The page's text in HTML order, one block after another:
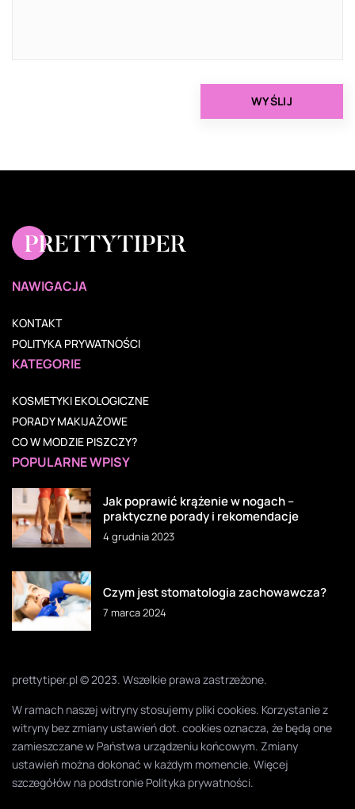
NAWIGACJA
KONTAKT
POLITYKA PRYWATNOŚCI
KATEGORIE
KOSMETYKI EKOLOGICZNE
PORADY MAKIJAŻOWE
CO W MODZIE PISZCZY?
POPULARNE WPISY
Jak poprawić krążenie w nogach –
praktyczne porady i rekomendacje
4 grudnia 2023
Czym jest stomatologia zachowawcza?
7 marca 2024
prettytiper.pl © 2023. Wszelkie prawa zastrzeżone.
W ramach naszej witryny stosujemy pliki cookies. Korzystanie z
witryny bez zmiany ustawień dot. cookies oznacza, że będą one
zamieszczane w Państwa urządzeniu końcowym. Zmiany
ustawień można dokonać w każdym momencie. Więcej
szczegółów na podstronie Polityka prywatności.